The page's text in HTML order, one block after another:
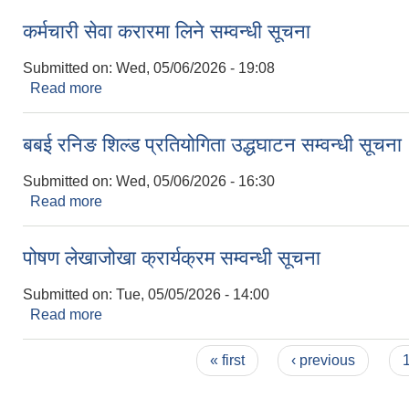
कर्मचारी सेवा करारमा लिने सम्वन्धी सूचना
Submitted on: Wed, 05/06/2026 - 19:08
Read more
बबई रनिङ शिल्ड प्रतियोगिता उद्धघाटन सम्वन्धी सूचना
Submitted on: Wed, 05/06/2026 - 16:30
Read more
पोषण लेखाजोखा क्रार्यक्रम सम्वन्धी सूचना
Submitted on: Tue, 05/05/2026 - 14:00
Read more
« first ‹ previous 1